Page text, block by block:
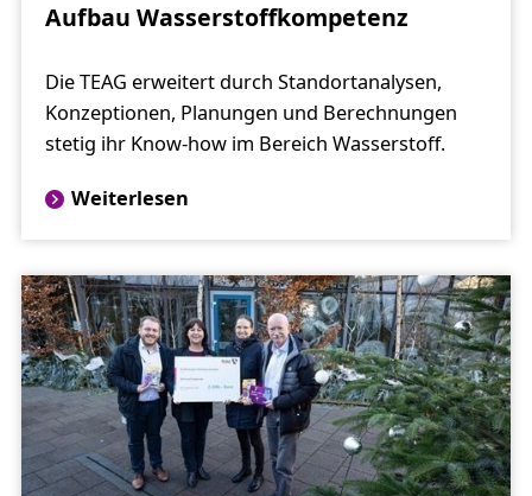
Aufbau Wasserstoffkompetenz
Die TEAG erweitert durch Standortanalysen,
Konzeptionen, Planungen und Berechnungen
stetig ihr Know-how im Bereich Wasserstoff.
Weiterlesen